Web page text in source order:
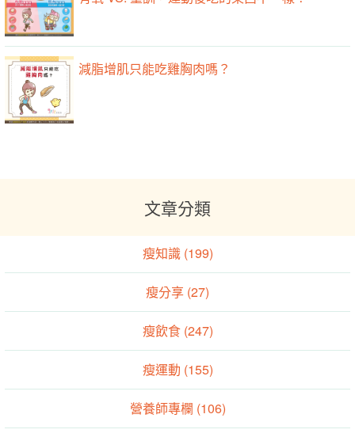
減脂增肌只能吃雞胸肉嗎？
文章分類
瘦知識 (199)
瘦分享 (27)
瘦飲食 (247)
瘦運動 (155)
營養師專欄 (106)